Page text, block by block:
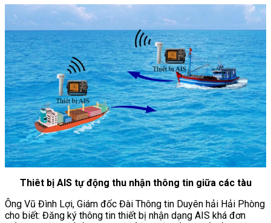
Thiêt bị AIS tự động thu nhận thông tin giữa các tàu
Ông Vũ Đình Lợi, Giám đốc Đài Thông tin Duyên hải Hải Phòng
cho biết: Đăng ký thông tin thiết bị nhận dạng AIS khá đơn